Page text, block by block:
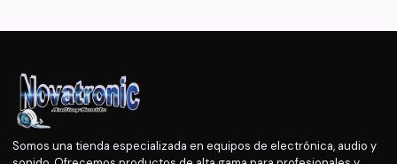
Somos una tienda especializada en equipos de electrónica, audio y